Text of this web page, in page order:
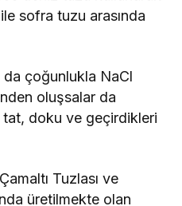
sofra tuzu arasında
çoğunlukla NaCl
oluşsalar da
tat, doku ve geçirdikleri
Tuzlası ve
üretilmekte olan